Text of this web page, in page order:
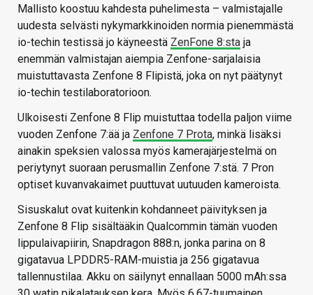
Mallisto koostuu kahdesta puhelimesta – valmistajalle
uudesta selvästi nykymarkkinoiden normia pienemmästä
io-techin testissä jo käyneestä ZenFone 8:sta ja
enemmän valmistajan aiempia Zenfone-sarjalaisia
muistuttavasta Zenfone 8 Flipistä, joka on nyt päätynyt
io-techin testilaboratorioon.
Ulkoisesti Zenfone 8 Flip muistuttaa todella paljon viime
vuoden Zenfone 7:ää ja Zenfone 7 Prota, minkä lisäksi
ainakin speksien valossa myös kamerajärjestelmä on
periytynyt suoraan perusmallin Zenfone 7:stä. 7 Pron
optiset kuvanvakaimet puuttuvat uutuuden kameroista.
Sisuskalut ovat kuitenkin kohdanneet päivityksen ja
Zenfone 8 Flip sisältääkin Qualcommin tämän vuoden
lippulaivapiirin, Snapdragon 888:n, jonka parina on 8
gigatavua LPDDR5-RAM-muistia ja 256 gigatavua
tallennustilaa. Akku on säilynyt ennallaan 5000 mAh:ssa